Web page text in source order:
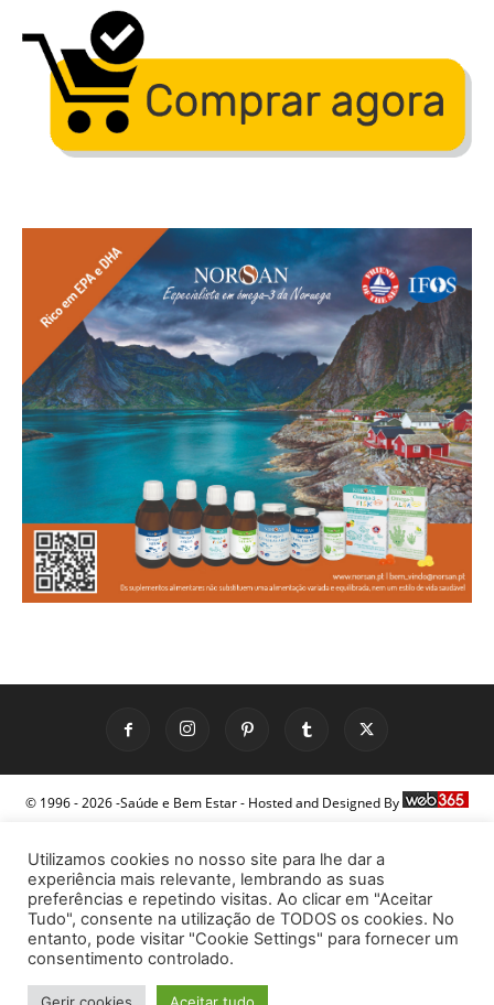
© 1996 - 2026 -Saúde e Bem Estar - Hosted and Designed By
Utilizamos cookies no nosso site para lhe dar a
experiência mais relevante, lembrando as suas
preferências e repetindo visitas. Ao clicar em "Aceitar
Tudo", consente na utilização de TODOS os cookies. No
entanto, pode visitar "Cookie Settings" para fornecer um
consentimento controlado.